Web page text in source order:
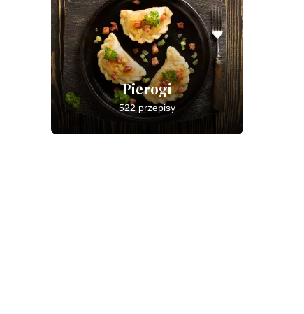
Pierogi
522 przepisy